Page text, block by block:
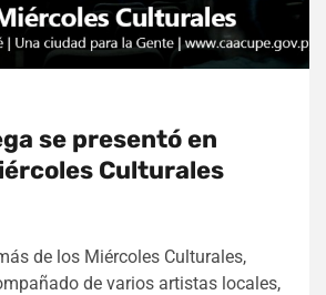
se presentó en
Culturales
de los Miércoles Culturales,
de varios artistas locales,